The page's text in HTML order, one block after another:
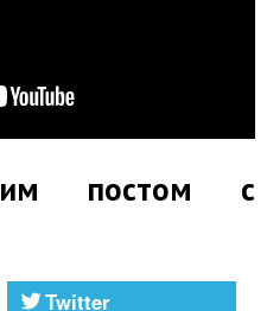
постом с
Twitter